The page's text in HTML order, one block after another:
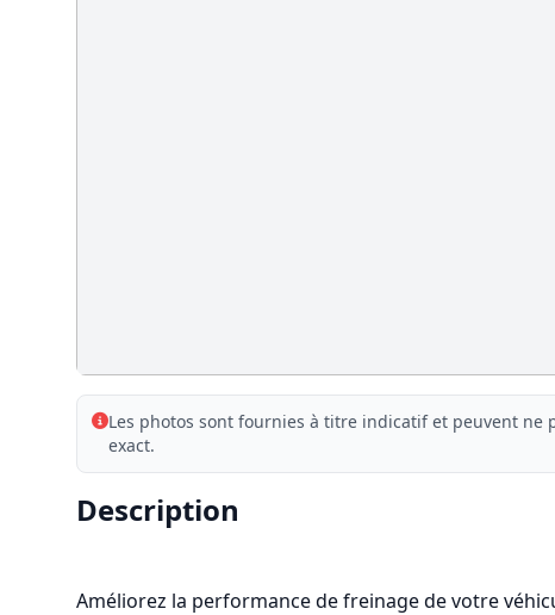
Les photos sont fournies à titre indicatif et peuvent ne
exact.
Description
Améliorez la performance de freinage de votre